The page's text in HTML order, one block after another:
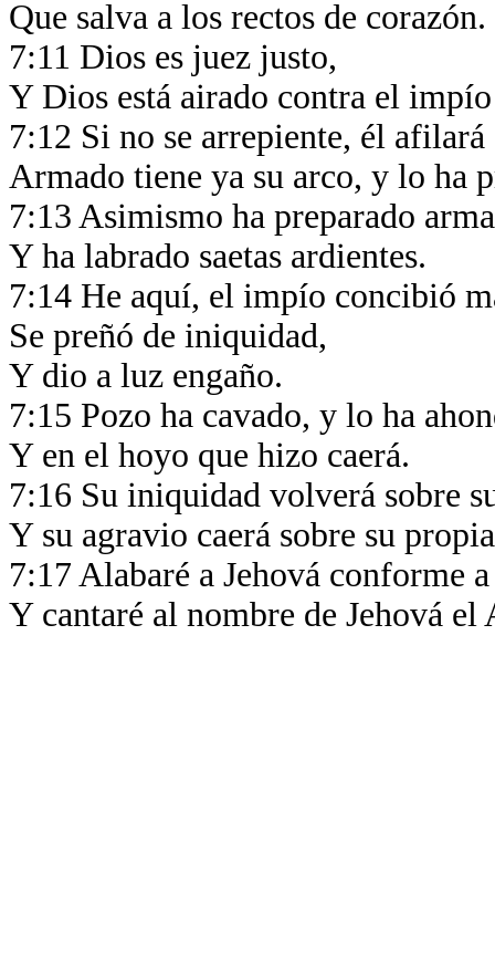
Que salva a los rectos de corazón.
7:11 Dios es juez justo,
Y Dios está airado contra el
7:12 Si no se arrepiente, él afilará
Armado tiene ya su arco, y lo ha
7:13 Asimismo ha preparado
Y ha labrado saetas ardientes.
7:14 He aquí, el impío concibió
Se preñó de iniquidad,
Y dio a luz engaño.
7:15 Pozo ha cavado, y lo ha
Y en el hoyo que hizo caerá.
7:16 Su iniquidad volverá sobre
Y su agravio caerá sobre su
7:17 Alabaré a Jehová conforme
Y cantaré al nombre de Jehová